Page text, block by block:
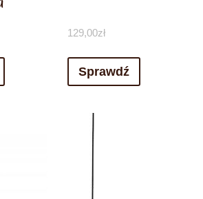
129,00zł
Sprawdź